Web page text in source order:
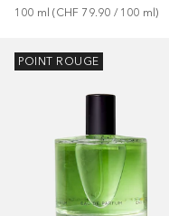
100 ml (CHF 79.90 / 100 ml)
POINT ROUGE